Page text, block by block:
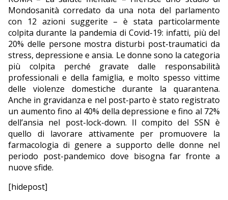
Mondosanità corredato da una nota del parlamento
con 12 azioni suggerite – è stata particolarmente
colpita durante la pandemia di Covid-19: infatti, più del
20% delle persone mostra disturbi post-traumatici da
stress, depressione e ansia. Le donne sono la categoria
più colpita perché gravate dalle responsabilità
professionali e della famiglia, e molto spesso vittime
delle violenze domestiche durante la quarantena.
Anche in gravidanza e nel post-parto è stato registrato
un aumento fino al 40% della depressione e fino al 72%
dell’ansia nel post-lock-down. Il compito del SSN è
quello di lavorare attivamente per promuovere la
farmacologia di genere a supporto delle donne nel
periodo post-pandemico dove bisogna far fronte a
nuove sfide.
[hidepost]